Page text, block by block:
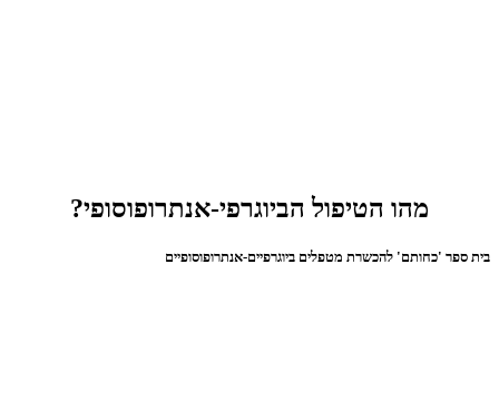
מהו הטיפול הביוגרפי-אנתרופוסופי?
בית ספר 'כחותם' להכשרת מטפלים ביוגרפיים-אנתרופוסופיים